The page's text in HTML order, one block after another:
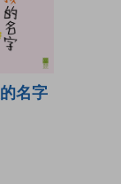
名字